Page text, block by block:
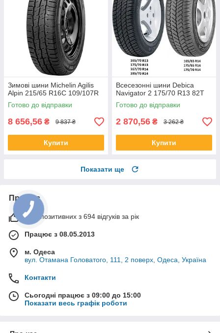
Зимові шини Michelin Agilis
Alpin 215/65 R16C 109/107R
Готово до відправки
8 656,56 ₴ 9 837 ₴
Купити
Всесезонні шини Debica
Navigator 2 175/70 R13 82T
Готово до відправки
2 870,56 ₴ 3 262 ₴
Купити
Показати ще
Про нас
99% позитивних з 694 відгуків за рік
Працює з 08.05.2013
м. Одеса
вул. Отамана Головатого, 111, 2 поверх, Одеса, Україна
Контакти
Сьогодні працює з 09:00 до 15:00
Показати весь графік роботи